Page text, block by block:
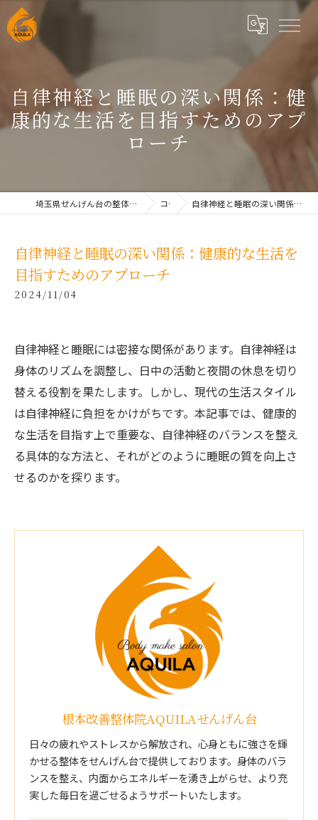
自律神経と睡眠の深い関係：健
康的な生活を目指すためのアプ
ローチ
埼玉県せんげん台の整体なら根本改善整体院AQUILAせんげん台 コラム 自律神経と睡眠の深い関係：健康的な生活を目指すためのアプローチ
自律神経と睡眠の深い関係：健康的な生活を
目指すためのアプローチ
2024/11/04
自律神経と睡眠には密接な関係があります。自律神経は
身体のリズムを調整し、日中の活動と夜間の休息を切り
替える役割を果たします。しかし、現代の生活スタイル
は自律神経に負担をかけがちです。本記事では、健康的
な生活を目指す上で重要な、自律神経のバランスを整え
る具体的な方法と、それがどのように睡眠の質を向上さ
せるのかを探ります。
根本改善整体院AQUILAせんげん台
日々の疲れやストレスから解放され、心身ともに強さを輝
かせる整体をせんげん台で提供しております。身体のバラ
ンスを整え、内面からエネルギーを湧き上がらせ、より充
実した毎日を過ごせるようサポートいたします。